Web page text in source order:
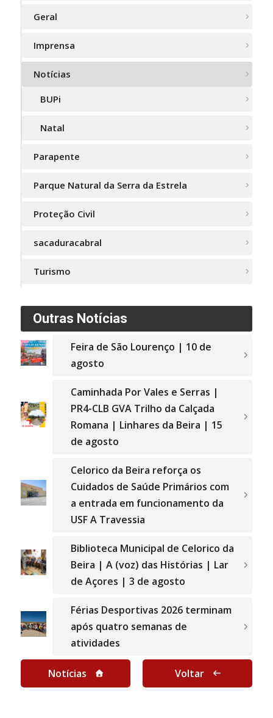
Geral
Imprensa
Notícias
BUPi
Natal
Parapente
Parque Natural da Serra da Estrela
Proteção Civil
sacaduracabral
Turismo
Outras Notícias
Feira de São Lourenço | 10 de
agosto
Caminhada Por Vales e Serras |
PR4-CLB GVA Trilho da Calçada
Romana | Linhares da Beira | 15
de agosto
Celorico da Beira reforça os
Cuidados de Saúde Primários com
a entrada em funcionamento da
USF A Travessia
Biblioteca Municipal de Celorico da
Beira | A (voz) das Histórias | Lar
de Açores | 3 de agosto
Férias Desportivas 2026 terminam
após quatro semanas de
atividades
Notícias Voltar